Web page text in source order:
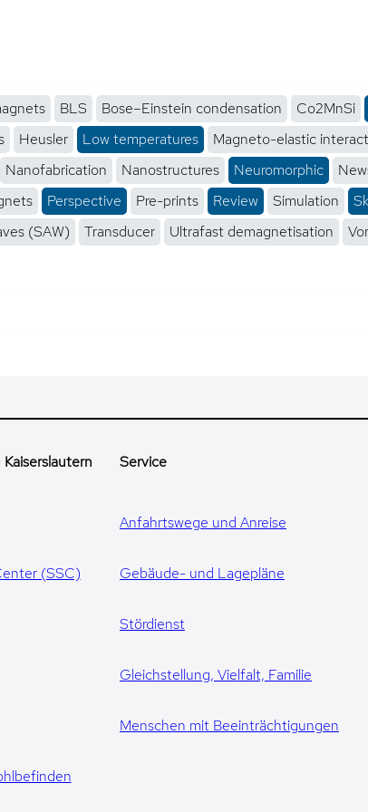
BLS Bose–Einstein condensation Co2MnSi
Heusler Low temperatures Magneto-elastic
Nanofabrication Nanostructures Neuromorphic
Perspective Pre-prints Review Simulation
(SAW) Transducer Ultrafast demagnetisation
(SSC)
Service
Anfahrtswege und Anreise
Gebäude- und Lagepläne
Stördienst
Gleichstellung, Vielfalt, Familie
Menschen mit Beeinträchtigungen